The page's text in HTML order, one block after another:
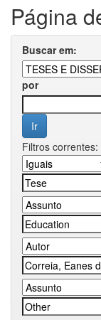
Página
Buscar em:
por
Filtros correntes: